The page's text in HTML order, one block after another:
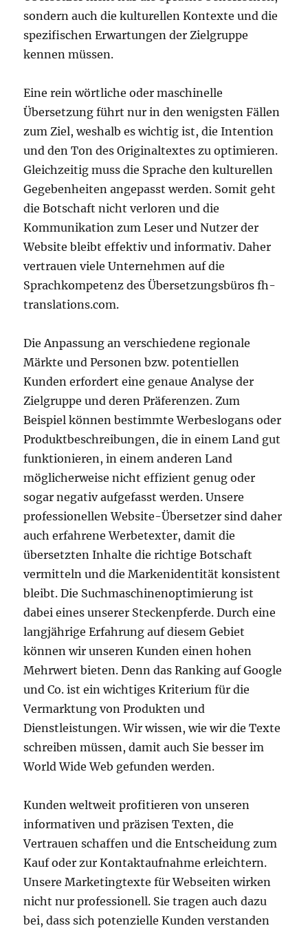
sondern auch die kulturellen Kontexte und die
spezifischen Erwartungen der Zielgruppe
kennen müssen.
Eine rein wörtliche oder maschinelle
Übersetzung führt nur in den wenigsten Fällen
zum Ziel, weshalb es wichtig ist, die Intention
und den Ton des Originaltextes zu optimieren.
Gleichzeitig muss die Sprache den kulturellen
Gegebenheiten angepasst werden. Somit geht
die Botschaft nicht verloren und die
Kommunikation zum Leser und Nutzer der
Website bleibt effektiv und informativ. Daher
vertrauen viele Unternehmen auf die
Sprachkompetenz des Übersetzungsbüros fh-
translations.com.
Die Anpassung an verschiedene regionale
Märkte und Personen bzw. potentiellen
Kunden erfordert eine genaue Analyse der
Zielgruppe und deren Präferenzen. Zum
Beispiel können bestimmte Werbeslogans oder
Produktbeschreibungen, die in einem Land gut
funktionieren, in einem anderen Land
möglicherweise nicht effizient genug oder
sogar negativ aufgefasst werden. Unsere
professionellen Website-Übersetzer sind daher
auch erfahrene Werbetexter, damit die
übersetzten Inhalte die richtige Botschaft
vermitteln und die Markenidentität konsistent
bleibt. Die Suchmaschinenoptimierung ist
dabei eines unserer Steckenpferde. Durch eine
langjährige Erfahrung auf diesem Gebiet
können wir unseren Kunden einen hohen
Mehrwert bieten. Denn das Ranking auf Google
und Co. ist ein wichtiges Kriterium für die
Vermarktung von Produkten und
Dienstleistungen. Wir wissen, wie wir die Texte
schreiben müssen, damit auch Sie besser im
World Wide Web gefunden werden.
Kunden weltweit profitieren von unseren
informativen und präzisen Texten, die
Vertrauen schaffen und die Entscheidung zum
Kauf oder zur Kontaktaufnahme erleichtern.
Unsere Marketingtexte für Webseiten wirken
nicht nur professionell. Sie tragen auch dazu
bei, dass sich potenzielle Kunden verstanden